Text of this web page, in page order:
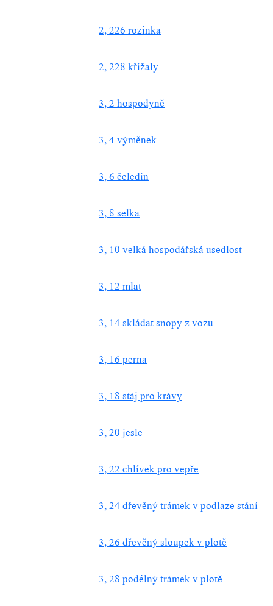
2, 226 rozinka
2, 228 křížaly
3, 2 hospodyně
3, 4 výměnek
3, 6 čeledín
3, 8 selka
3, 10 velká hospodářská usedlost
3, 12 mlat
3, 14 skládat snopy z vozu
3, 16 perna
3, 18 stáj pro krávy
3, 20 jesle
3, 22 chlívek pro vepře
3, 24 dřevěný trámek v podlaze stání
3, 26 dřevěný sloupek v plotě
3, 28 podélný trámek v plotě